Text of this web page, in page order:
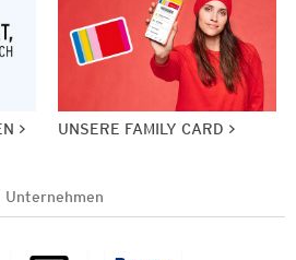
UNSERE FAMILY CARD
Unternehmen